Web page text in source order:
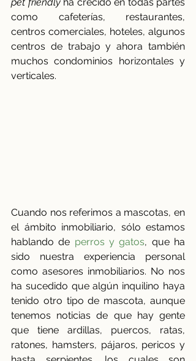
como cafeterías, restaurantes,
centros comerciales, hoteles, algunos
centros de trabajo y ahora también
muchos condominios horizontales y
verticales.
Cuando nos referimos a mascotas, en
el ámbito inmobiliario, sólo estamos
hablando de perros y gatos, que ha
sido nuestra experiencia personal
como asesores inmobiliarios. No nos
ha sucedido que algún inquilino haya
tenido otro tipo de mascota, aunque
tenemos noticias de que hay gente
que tiene ardillas, puercos, ratas,
ratones, hamsters, pájaros, pericos y